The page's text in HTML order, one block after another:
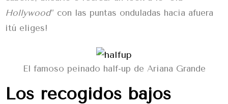
Hollywood” con las puntas onduladas hacia afuera
¡tú eliges!
El famoso peinado half-up de Ariana Grande
Los recogidos bajos